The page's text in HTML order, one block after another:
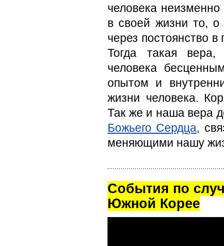
человека
в своей жизни то, о
через постоянство
Тогда такая
человека
опытом и
жизни человека.
Так же и наша вера
Божьего Сердца,
меняющими нашу
Cобытия по
Южной Корее